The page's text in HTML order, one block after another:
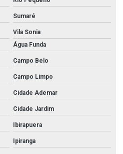
Sumaré
Vila Sonia
Água Funda
Campo Belo
Campo Limpo
Cidade Ademar
Cidade Jardim
Ibirapuera
Ipiranga